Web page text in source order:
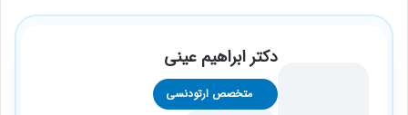
دکتر ابراهیم عینی
متخصص ارتودنسی